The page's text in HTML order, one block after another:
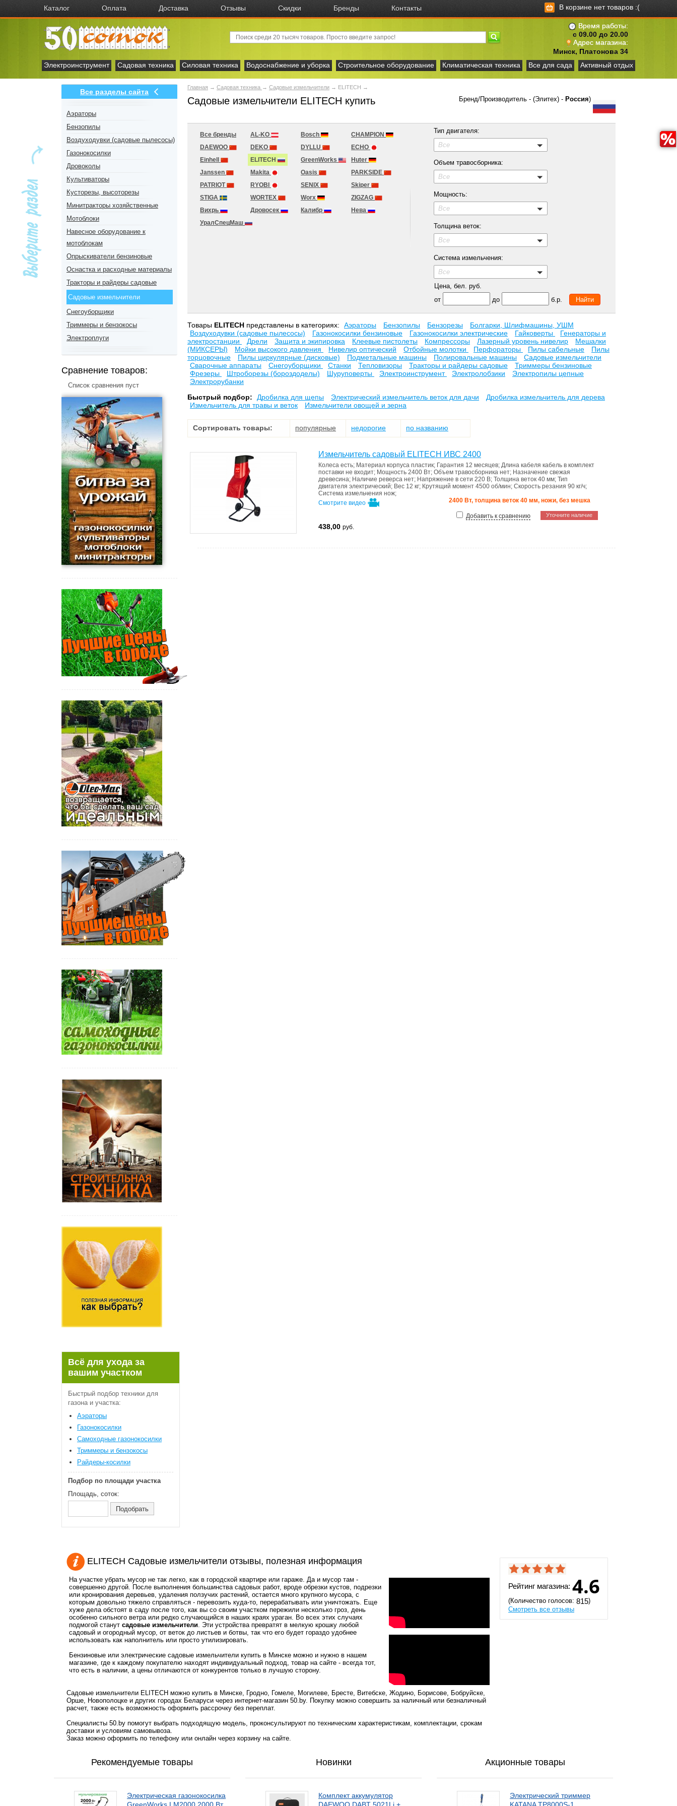
Каталог Оплата Доставка Отзывы Скидки Бренды Контакты В корзине нет товаров :(
Время работы:
с 09.00 до 20.00
Адрес магазина:
Минск, Платонова 34
Электроинструмент
Садовая техника Силовая техника Водоснабжение и уборка Строительное оборудование Климатическая техника Все для сада Активный отдых
Все разделы сайта
Аэраторы
Бензопилы
Воздуходувки (садовые пылесосы)
Газонокосилки
Дровоколы
Культиваторы
Кусторезы, высоторезы
Минитракторы хозяйственные
Мотоблоки
Навесное оборудование к
мотоблокам
Опрыскиватели бензиновые
Оснастка и расходные материалы
Тракторы и райдеры садовые
Садовые измельчители
Снегоуборщики
Триммеры и бензокосы
Электроплуги
Сравнение товаров:
Список сравнения пуст
Всё для ухода за
вашим участком
Быстрый подбор техники для
газона и участка:
Аэраторы
Газонокосилки
Самоходные газонокосилки
Триммеры и бензокосы
Райдеры-косилки
Подбор по площади участка
Площадь, соток:
Главная → Садовая техника → Садовые измельчители → ELITECH →
Садовые измельчители ELITECH купить Бренд/Производитель - (Элитех) - Россия)
Все бренды AL-KO Bosch
CHAMPION
DAEWOO
DEKO DYLLU
ECHO
Einhell
ELITECH GreenWorks
Huter
Janssen
Makita Oasis
PARKSIDE
PATRIOT
RYOBI SENIX
Skiper
STIGA
WORTEX Worx
ZIGZAG
Вихрь
Дровосек Калибр
Нева
УралСпецМаш
Тип двигателя:
Все
Объем травосборника:
Все
Мощность:
Все
Толщина веток:
Все
Система измельчения:
Все
Цена, бел. руб.
от
до б.р.
Товары ELITECH представлены в категориях: Аэраторы Бензопилы Бензорезы
Болгарки, Шлифмашины, УШМ
Воздуходувки (садовые пылесосы)
Газонокосилки бензиновые Газонокосилки электрические Гайковерты
Генераторы и
электростанции
Дрели Защита и экипировка Клеевые пистолеты Компрессоры Лазерный уровень нивелир
Мешалки
(МИКСЕРЫ)
Мойки высокого давления Нивелир оптический Отбойные молотки Перфораторы Пилы сабельные
Пилы
торцовочные
Пилы циркулярные (дисковые) Подметальные машины Полировальные машины
Садовые измельчители
Сварочные аппараты
Снегоуборщики Станки Тепловизоры Тракторы и райдеры садовые
Триммеры бензиновые
Фрезеры
Штроборезы (бороздоделы) Шуруповерты Электроинструмент Электролобзики
Электропилы цепные
Электрорубанки
Быстрый подбор:
Дробилка для щепы Электрический измельчитель веток для дачи
Дробилка измельчитель для дерева
Измельчитель для травы и веток
Измельчители овощей и зерна
Сортировать товары: популярные недорогие по названию
Измельчитель садовый ELITECH ИВС 2400
Колеса есть; Материал корпуса пластик; Гарантия 12 месяцев; Длина кабеля кабель в комплект
поставки не входит; Мощность 2400 Вт; Объем травосборника нет; Назначение свежая
древесина; Наличие реверса нет; Напряжение в сети 220 В; Толщина веток 40 мм; Тип
двигателя электрический; Вес 12 кг; Крутящий момент 4500 об/мин; Скорость резания 90 кг/ч;
Система измельчения нож;
2400 Вт, толщина веток 40 мм, ножи, без мешка
Смотрите видео
Уточните наличие
Добавить к сравнению
438,00 руб.
ELITECH Садовые измельчители отзывы, полезная информация
На участке убрать мусор не так легко, как в городской квартире или гараже. Да и мусор там -
совершенно другой. После выполнения большинства садовых работ, вроде обрезки кустов, подрезки
или кронирования деревьев, удаления ползучих растений, остается много крупного мусора, с
которым довольно тяжело справляться - перевозить куда-то, перерабатывать или уничтожать. Еще
хуже дела обстоят в саду после того, как вы со своим участком пережили несколько гроз, день
особенно сильного ветра или редко случающийся в наших краях ураган. Во всех этих случаях
подмогой станут садовые измельчители. Эти устройства превратят в мелкую крошку любой
садовый и огородный мусор, от веток до листьев и ботвы, так что его будет гораздо удобнее
использовать как наполнитель или просто утилизировать.
Бензиновые или электрические садовые измельчители купить в Минске можно и нужно в нашем
магазине, где к каждому покупателю находят индивидуальный подход, товар на сайте - всегда тот,
что есть в наличии, а цены отличаются от конкурентов только в лучшую сторону.
Садовые измельчители ELITECH можно купить в Минске, Гродно, Гомеле, Могилеве, Бресте, Витебске, Жодино, Борисове, Бобруйске,
Орше, Новополоцке и других городах Беларуси через интернет-магазин 50.by. Покупку можно совершить за наличный или безналичный
расчет, также есть возможность оформить рассрочку без переплат.
Специалисты 50.by помогут выбрать подходящую модель, проконсультируют по техническим характеристикам, комплектации, срокам
доставки и условиям самовывоза.
Заказ можно оформить по телефону или онлайн через корзину на сайте.
Рейтинг магазина: 4.6
(Количество голосов: 815)
Смотреть все отзывы
Рекомендуемые товары
Электрическая газонокосилка
Новинки
Комплект аккумулятор
Акционные товары
Электрический триммер